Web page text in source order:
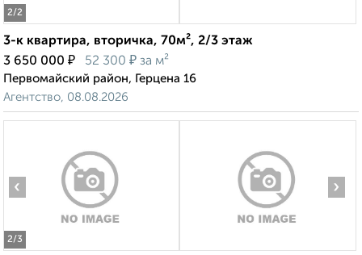
2/2
3-к квартира, вторичка, 70м², 2/3 этаж
3 650 000 ₽ 52 300 ₽ за м²
Первомайский район, Герцена 16
Агентство, 08.08.2026
2/3
‹ ›